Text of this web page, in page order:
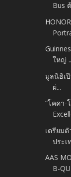
Bus
ใหญ่
มูลนิธิเ
ผ่...
“โคคา-
เตรียม
ประเ
AAS
B-